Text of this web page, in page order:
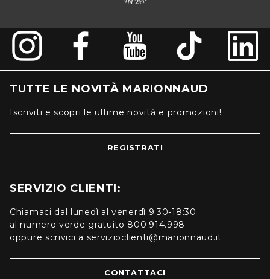
TUTTE LE NOVITÀ MARIONNAUD
Iscriviti e scopri le ultime novità e promozioni!
REGISTRATI
SERVIZIO CLIENTI:
Chiamaci dal lunedì al venerdì 9:30-18:30
al numero verde gratuito 800.914.998
oppure scrivici a servizioclienti@marionnaud.it
CONTATTACI